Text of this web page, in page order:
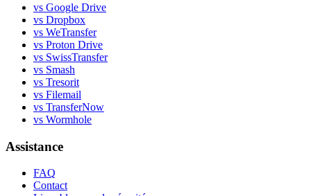
vs Google Drive
vs Dropbox
vs WeTransfer
vs Proton Drive
vs SwissTransfer
vs Smash
vs Tresorit
vs Filemail
vs TransferNow
vs Wormhole
Assistance
FAQ
Contact